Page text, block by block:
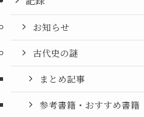
お知らせ
古代史の謎
まとめ記事
参考書籍・おすすめ書籍